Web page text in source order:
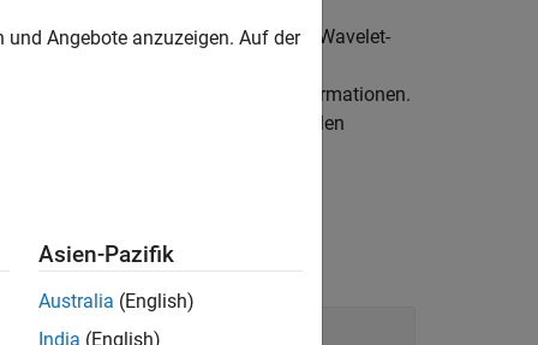
Shearlets, Bildfusion, Wavelet-
Wavelet- und Wavelet-Paket-Transformationen.
von Bildern mit anisotropen Merkmalen
Angebote anzuzeigen. Auf der
Asien-Pazifik
Australia (English)
India (English)